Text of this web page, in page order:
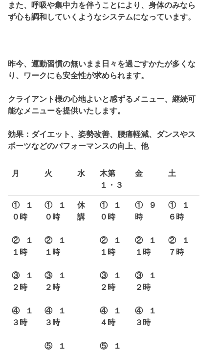
また、呼吸や集中力を伴うことにより、身体のみなら
ず心も調和していくようなシステムになっています。
昨今、運動習慣の無いまま日々を過ごすかたが多くな
り、ワークにも安全性が求められます。
クライアント様の心地よいと感ずるメニュー、継続可
能なメニューを提供いたします。
効果：ダイエット、姿勢改善、腰痛軽減、ダンスやス
ポーツなどのパフォーマンスの向上、他
月 火 水
木第
１・３
金 土
①
１
０時
②
１
１時
③
１
２時
④
１
３時
①
１
０時
②
１
１時
③
１
２時
④
１
３時
⑤
１
休
講
①
１
０時
②
１
１時
③
１
２時
④
１
４時
⑤
１
①
９
時
②
１
１時
③
１
２時
④
１
３時
①
１
６時
②
１
７時